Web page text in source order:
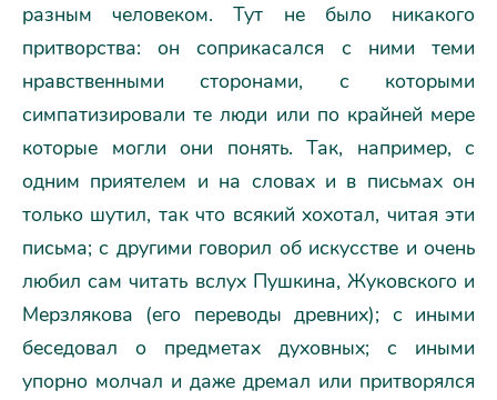
разным человеком. Тут не было никакого
притворства: он соприкасался с ними теми
нравственными сторонами, с которыми
симпатизировали те люди или по крайней мере
которые могли они понять. Так, например, с
одним приятелем и на словах и в письмах он
только шутил, так что всякий хохотал, читая эти
письма; с другими говорил об искусстве и очень
любил сам читать вслух Пушкина, Жуковского и
Мерзлякова (его переводы древних); с иными
беседовал о предметах духовных; с иными
упорно молчал и даже дремал или притворялся